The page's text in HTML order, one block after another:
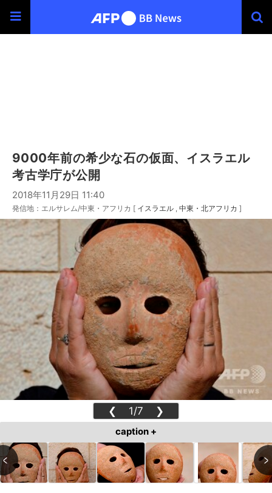
9000年前の希少な石の仮面、イスラエル
考古学庁が公開
2018年11月29日 11:40
発信地：エルサレム/中東・アフリカ [ イスラエル 中東・北アフリカ ]
❮ 1/7 ❯
caption +